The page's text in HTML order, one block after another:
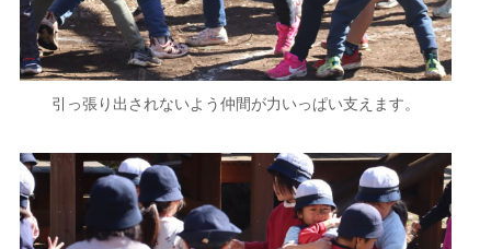
引っ張り出されないよう仲間が力いっぱい支えます。